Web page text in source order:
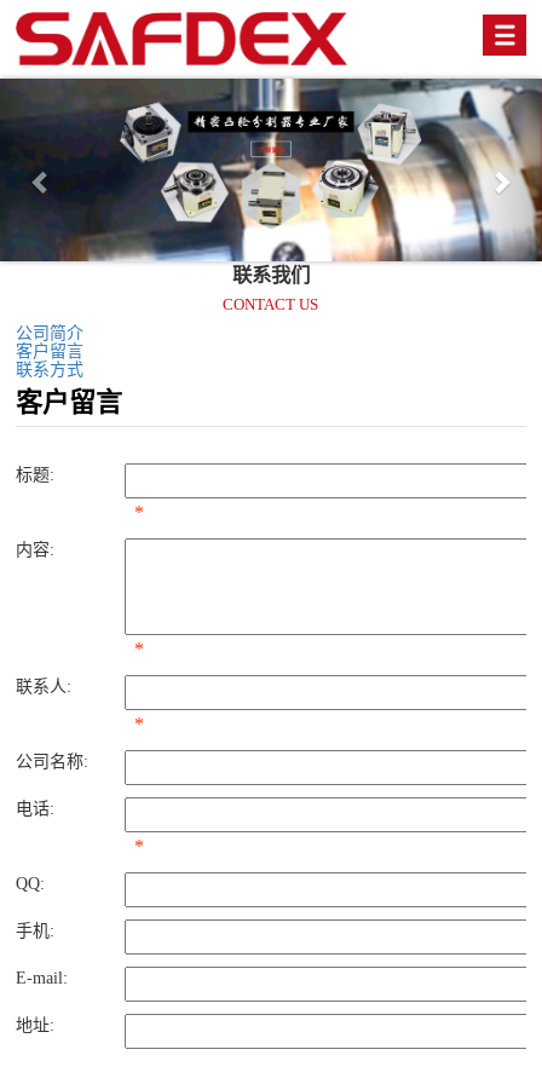
Previous
联系我们
CONTACT US
公司简介
客户留言
联系方式
客户留言
标题:
*
内容:
*
联系人:
*
公司名称:
电话:
*
QQ:
手机:
E-mail:
地址: